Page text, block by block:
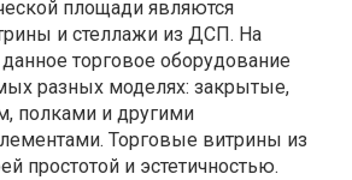
площади являются
и стеллажи из ДСП. На
торговое оборудование
разных моделях: закрытые,
полками и другими
Торговые витрины из
простотой и эстетичностью.